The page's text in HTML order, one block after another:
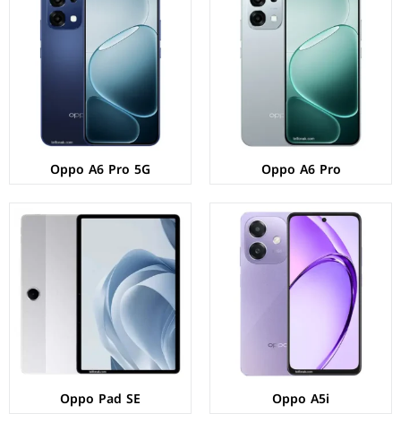
Oppo A6 Pro
Oppo A6 Pro 5G
Oppo A5i
الشاشة:
المعالج:Qualcomm Snapdragon 6s Gen 1
الكاميرات:
خلفية 8+AI م.ب/ امامية 5 م.ب.
الذاكرة+الرام:128 + 4/6 جيجابايت
نظام التشغيل:Android 15
عرض المواصفات ←
Oppo Pad SE
المعالج:Mediatek Helio G100
الكاميرات:
خلفية 5 م.ب/ امامية 5 م.ب.
الذاكرة+الرام:128/256 + 8 جيجابايت
نظام التشغيل:Android 15
عرض المواصفات ←
الشاشة:AMOLED بحجم 6.83 بوصة بدقة 1272p
المعالج:Mediatek Dimensity 8450
الكاميرات:
خلفية 50+50+50 م.ب/ امامية 50 م.ب.
الذاكرة+الرام:
نظام التشغيل:
البطارية:
عرض المواصفات ←
الشاشة:
المعالج:Mediatek Dimensity 8350
الكاميرات:خلفية 50+50+8 م.ب/ امامية 50 م.ب
الذاكرة+الرام:256/512 + 8/12 جيجابايت
نظام التشغيل:Android 15
البطارية:6000 ملي امبير - 80 واط
عرض المواصفات ←